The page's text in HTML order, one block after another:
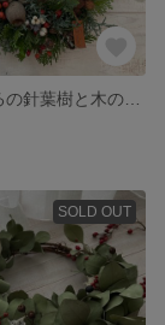
SOLD OUT